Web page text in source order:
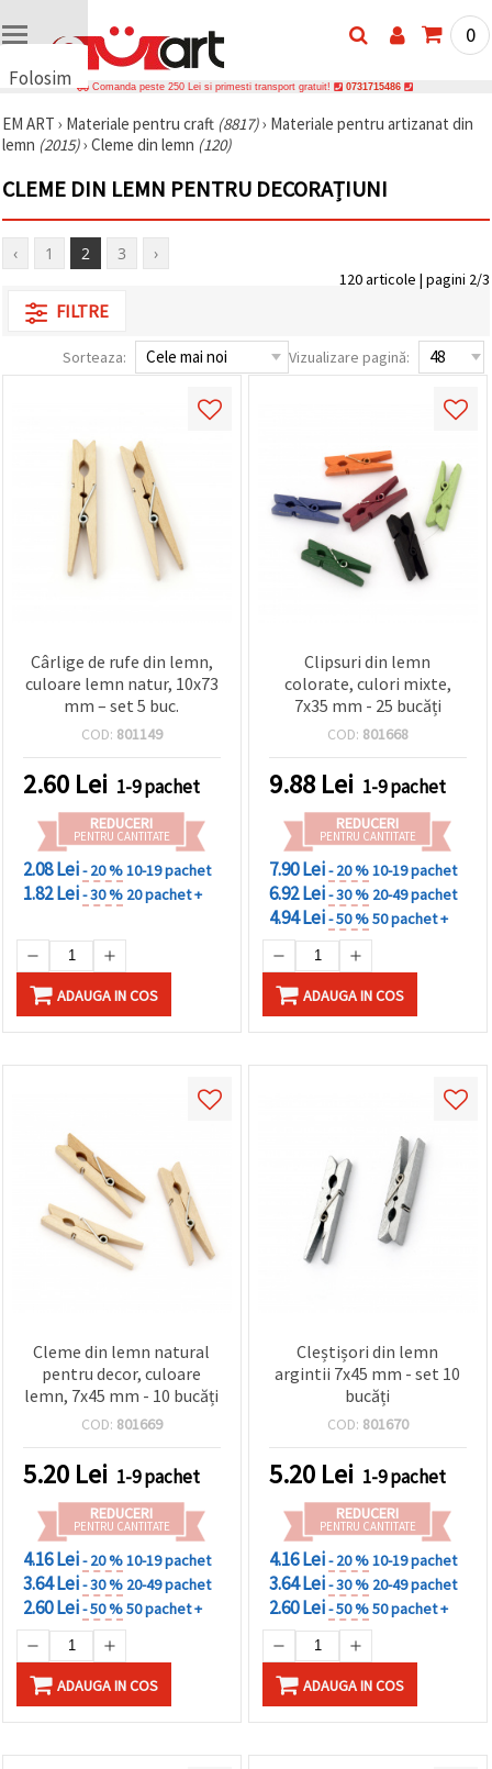
Folosim
uri
🍪 Folosim
și
similare
asigura
site-ului,
îmbunătăți
experiența
inclusiv cu
marketing.
Puteți fi de
cookie -
urile făcând
clic pe
"acceptati
toate!" Sau
indicați
preferințele
în setări
un tip de
cookie -uri
dat și
făcând clic
pe butonul
Setări
0
Comanda peste 250 Lei si primesti transport gratuit! 0731715486
EM ART › Materiale pentru craft (8817)› Materiale pentru artizanat din
lemn (2015)› Cleme din lemn (120)
CLEME DIN LEMN PENTRU DECORAȚIUNI
‹ 1 2 3 ›
120 articole | pagini 2/3
FILTRE
Sorteaza: Vizualizare pagină:
Cârlige de rufe din lemn,
culoare lemn natur, 10x73
mm – set 5 buc.
COD: 801149
2.60 Lei 1-9 pachet
REDUCERI
PENTRU CANTITATE
2.08 Lei- 20 %10-19 pachet
1.82 Lei- 30 % 20 pachet +
ADAUGA IN COS
Clipsuri din lemn
colorate, culori mixte,
7x35 mm - 25 bucăți
COD: 801668
9.88 Lei 1-9 pachet
REDUCERI
PENTRU CANTITATE
7.90 Lei- 20 %10-19 pachet
6.92 Lei- 30 % 20-49 pachet
4.94 Lei- 50 %50 pachet +
ADAUGA IN COS
Cleme din lemn natural
pentru decor, culoare
lemn, 7x45 mm - 10 bucăți
COD: 801669
5.20 Lei 1-9 pachet
REDUCERI
PENTRU CANTITATE
4.16 Lei- 20 %10-19 pachet
3.64 Lei- 30 % 20-49 pachet
2.60 Lei- 50 %50 pachet +
ADAUGA IN COS
Cleștișori din lemn
argintii 7x45 mm - set 10
bucăți
COD: 801670
5.20 Lei 1-9 pachet
REDUCERI
PENTRU CANTITATE
4.16 Lei- 20 %10-19 pachet
3.64 Lei- 30 % 20-49 pachet
2.60 Lei- 50 %50 pachet +
ADAUGA IN COS